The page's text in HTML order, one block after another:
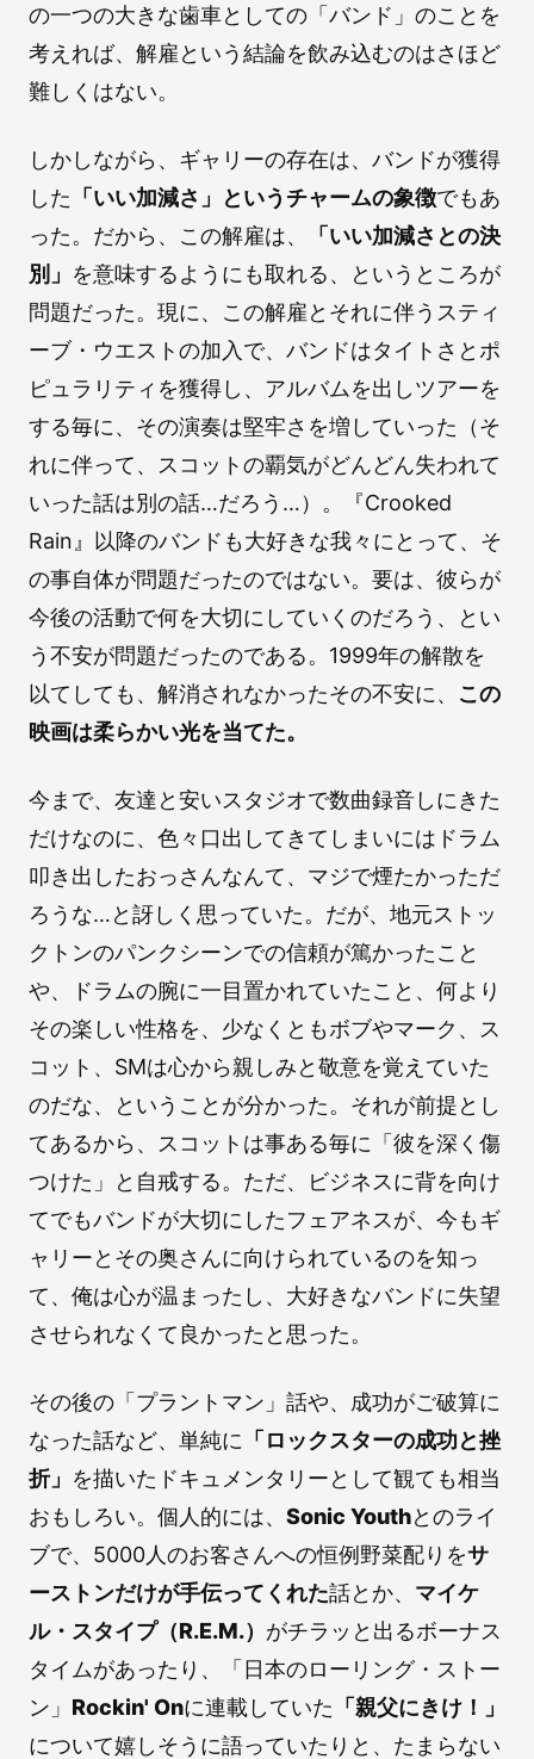
の一つの大きな歯車としての「バンド」のことを
考えれば、解雇という結論を飲み込むのはさほど
難しくはない。
しかしながら、ギャリーの存在は、バンドが獲得
した 「いい加減さ」というチャームの象徴でもあ
った。だから、この解雇は、
「いい加減さとの決
別」 を意味するようにも取れる、というところが
問題だった。現に、この解雇とそれに伴うスティ
ーブ・ウエストの加入で、バンドはタイトさとポ
ピュラリティを獲得し、アルバムを出しツアーを
する毎に、その演奏は堅牢さを増していった（そ
れに伴って、スコットの覇気がどんどん失われて
いった話は別の話…だろう…）。『Crooked
Rain』以降のバンドも大好きな我々にとって、そ
の事自体が問題だったのではない。要は、彼らが
今後の活動で何を大切にしていくのだろう、とい
う不安が問題だったのである。1999年の解散を
以てしても、解消されなかったその不安に、 この
映画は柔らかい光を当てた。
今まで、友達と安いスタジオで数曲録音しにきた
だけなのに、色々口出してきてしまいにはドラム
叩き出したおっさんなんて、マジで煙たかっただ
ろうな…と訝しく思っていた。だが、地元ストッ
クトンのパンクシーンでの信頼が篤かったこと
や、ドラムの腕に一目置かれていたこと、何より
その楽しい性格を、少なくともボブやマーク、ス
コット、SMは心から親しみと敬意を覚えていた
のだな、ということが分かった。それが前提とし
てあるから、スコットは事ある毎に「彼を深く傷
つけた」と自戒する。ただ、ビジネスに背を向け
てでもバンドが大切にしたフェアネスが、今もギ
ャリーとその奥さんに向けられているのを知っ
て、俺は心が温まったし、大好きなバンドに失望
させられなくて良かったと思った。
その後の「プラントマン」話や、成功がご破算に
なった話など、単純に 「ロックスターの成功と挫
折」 を描いたドキュメンタリーとして観ても相当
おもしろい。個人的には、 Sonic Youthとのライ
ブで、5000人のお客さんへの恒例野菜配りをサ
ーストンだけが手伝ってくれた話とか、 マイケ
ル・スタイプ（R.E.M.） がチラッと出るボーナス
タイムがあったり、「日本のローリング・ストー
ン」 Rockin' Onに連載していた 「親父にきけ！」
について嬉しそうに語っていたりと、たまらない